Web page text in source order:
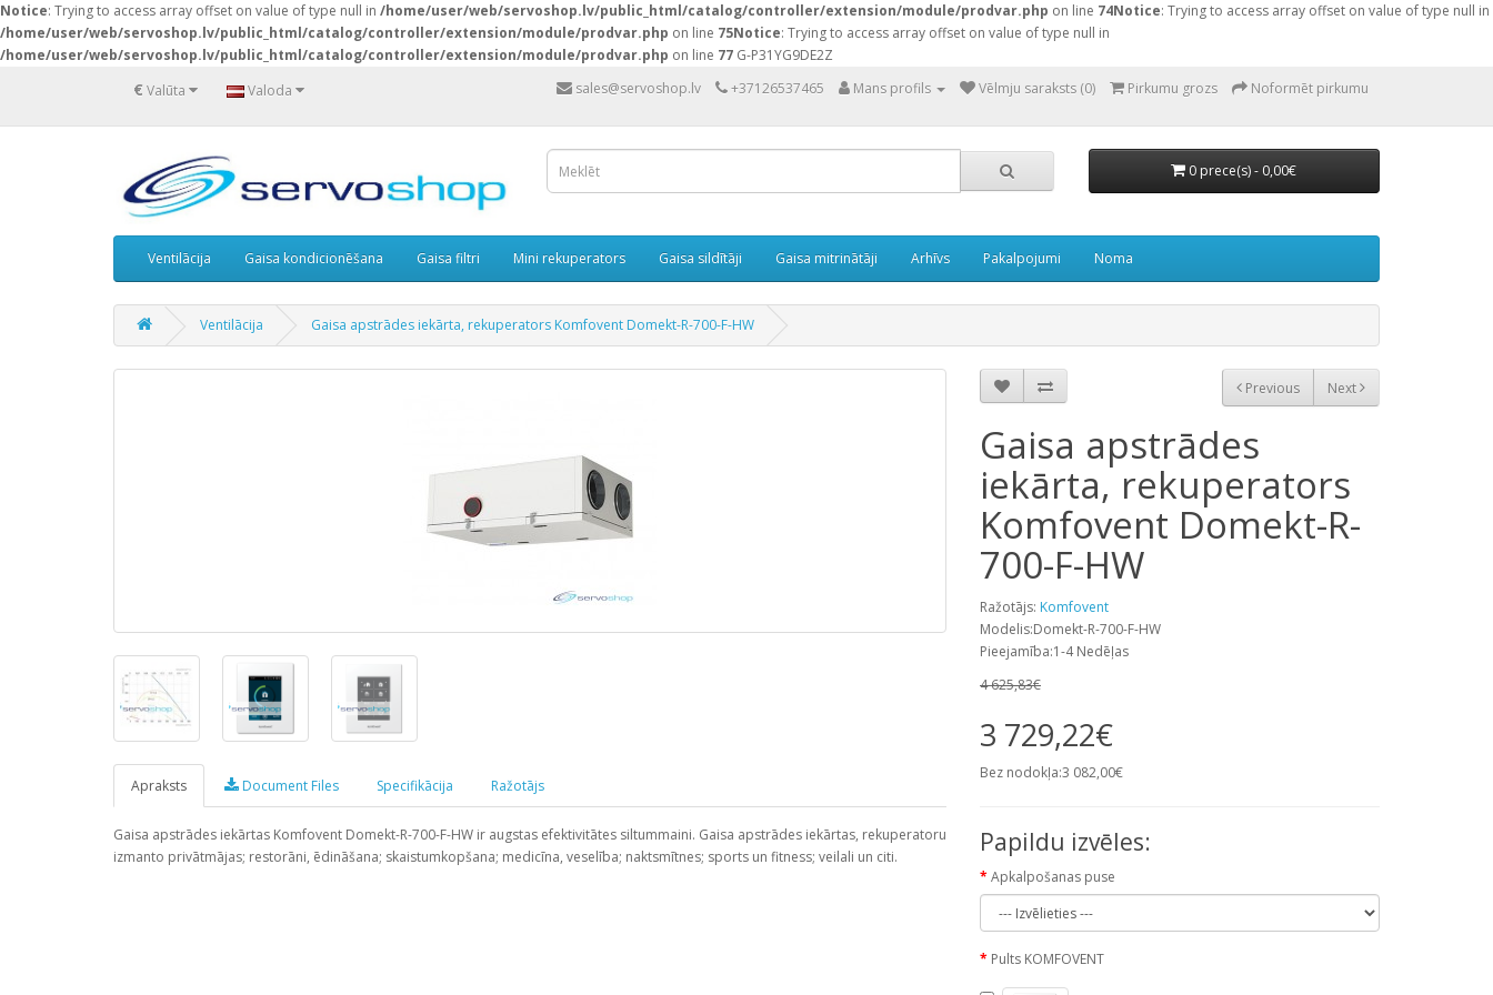
Notice: Trying to access array offset on value of type null in /home/user/web/servoshop.lv/public_html/catalog/controller/extension/module/prodvar.php on line 74Notice: Trying to access array offset on value of type null in
/home/user/web/servoshop.lv/public_html/catalog/controller/extension/module/prodvar.php on line 75Notice: Trying to access array offset on value of type null in
/home/user/web/servoshop.lv/public_html/catalog/controller/extension/module/prodvar.php on line 77 G-P31YG9DE2Z
€ Valūta Valoda sales@servoshop.lv +37126537465 Mans profils Vēlmju saraksts (0) Pirkumu grozs Noformēt pirkumu
0 prece(s) - 0,00€
Ventilācija Gaisa kondicionēšana Gaisa filtri Mini rekuperators Gaisa sildītāji Gaisa mitrinātāji Arhīvs Pakalpojumi Noma
Ventilācija Gaisa apstrādes iekārta, rekuperators Komfovent Domekt-R-700-F-HW
Apraksts Document Files Specifikācija Ražotājs
Gaisa apstrādes iekārtas Komfovent Domekt-R-700-F-HW ir augstas efektivitātes siltummaini. Gaisa apstrādes iekārtas, rekuperatoru
izmanto privātmājas; restorāni, ēdināšana; skaistumkopšana; medicīna, veselība; naktsmītnes; sports un fitness; veilali un citi.
Previous Next
Gaisa apstrādes
iekārta, rekuperators
Komfovent Domekt-R-
700-F-HW
Ražotājs: Komfovent
Modelis:Domekt-R-700-F-HW
Pieejamība:1-4 Nedēļas
4 625,83€
3 729,22€
Bez nodokļa:3 082,00€
Papildu izvēles:
Apkalpošanas puse
Pults KOMFOVENT